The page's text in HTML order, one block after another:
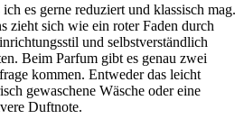
es gerne reduziert und klassisch mag.
zieht sich wie ein roter Faden durch
und selbstverständlich
Beim Parfum gibt es genau zwei
kommen. Entweder das leicht
gewaschene Wäsche oder eine
Duftnote.